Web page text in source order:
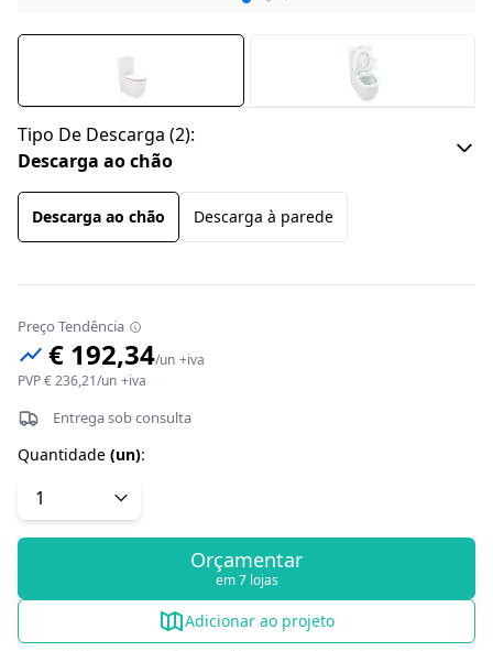
Tipo De Descarga (2):
Descarga ao chão
Descarga ao chão Descarga à parede
Preço Tendência
€ 192,34/un +iva
PVP€ 236,21/un +iva
Entrega sob consulta
Quantidade (un):
Orçamentar
em 7 lojas
Adicionar ao projeto